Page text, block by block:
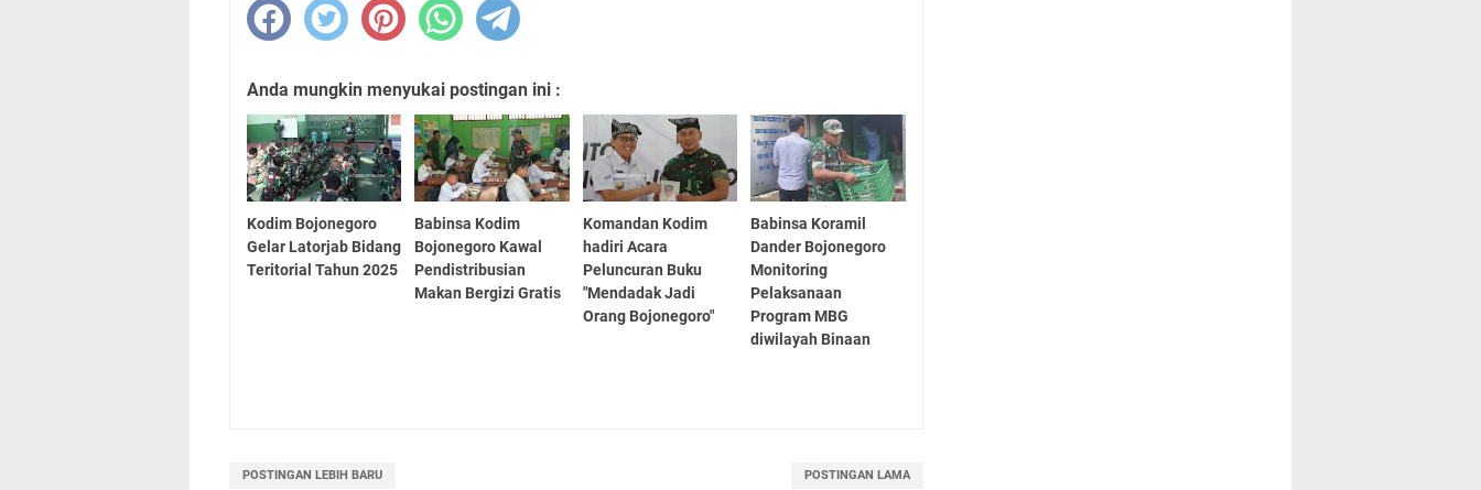
Anda mungkin menyukai postingan ini :
Kodim Bojonegoro
Gelar Latorjab Bidang
Teritorial Tahun 2025
Babinsa Kodim
Bojonegoro Kawal
Pendistribusian
Makan Bergizi Gratis
Komandan Kodim
hadiri Acara
Peluncuran Buku
"Mendadak Jadi
Orang Bojonegoro"
Babinsa Koramil
Dander Bojonegoro
Monitoring
Pelaksanaan
Program MBG
diwilayah Binaan
POSTINGAN LEBIH BARU POSTINGAN LAMA